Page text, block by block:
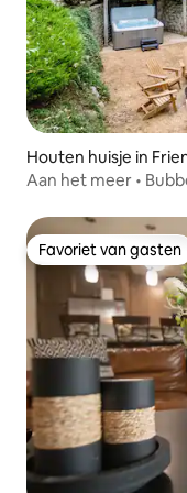
Houten huisje in
Aan het meer •
Favoriet van gasten
Favoriet van gasten